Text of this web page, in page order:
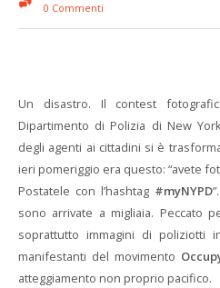
0 Commenti
Un disastro. Il contest
Dipartimento di Polizia di New
degli agenti ai cittadini si è
ieri pomeriggio era questo: “avete
Postatele con l’hashtag #myNYPD
sono arrivate a migliaia. Peccato
soprattutto immagini di poliziotti
manifestanti del movimento
atteggiamento non proprio pacifico.